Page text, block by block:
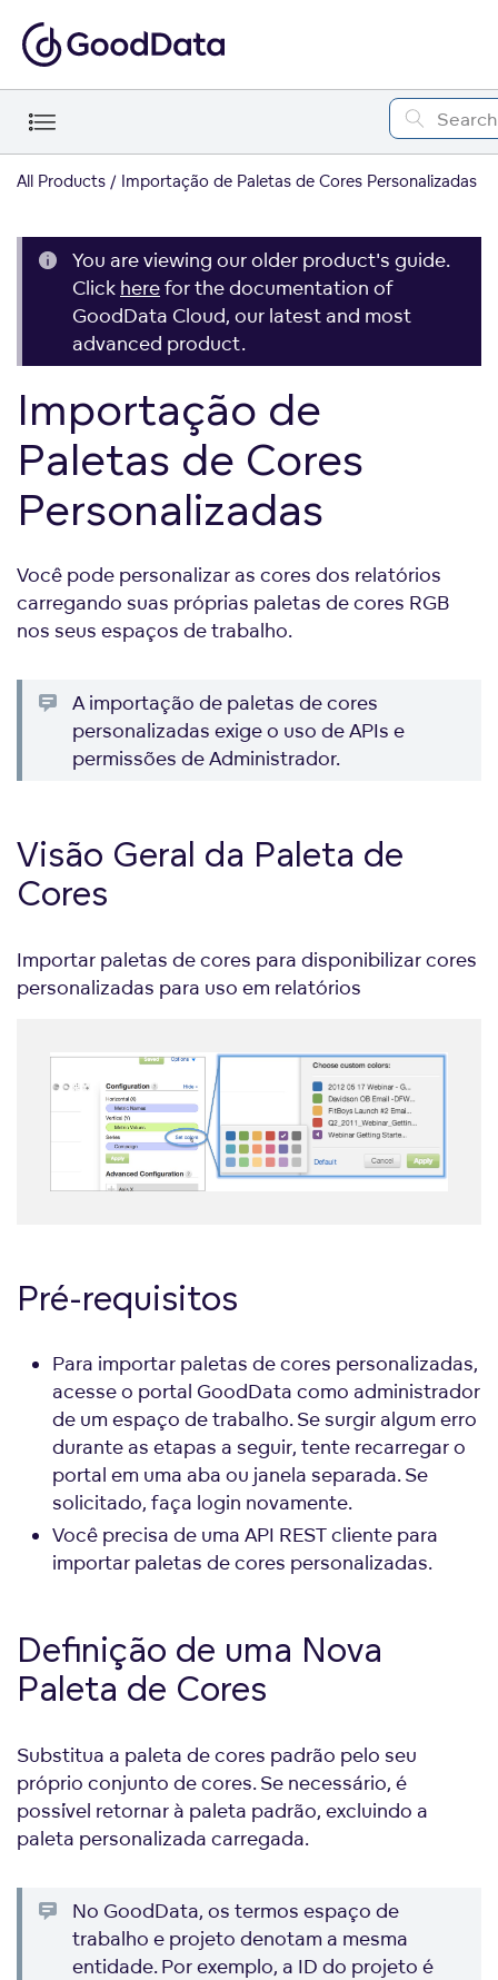
All Products Importação de Paletas de Cores Personalizadas
You are viewing our older product's guide.
Click herefor the documentation of
GoodData Cloud, our latest and most
advanced product.
Importação de
Paletas de Cores
Personalizadas
Você pode personalizar as cores dos relatórios
carregando suas próprias paletas de cores RGB
nos seus espaços de trabalho.
A importação de paletas de cores
personalizadas exige o uso de APIs e
permissões de Administrador.
Visão Geral da Paleta de
Cores
Importar paletas de cores para disponibilizar cores
personalizadas para uso em relatórios
Pré-requisitos
Para importar paletas de cores personalizadas,
acesse o portal GoodData como administrador
de um espaço de trabalho. Se surgir algum erro
durante as etapas a seguir, tente recarregar o
portal em uma aba ou janela separada. Se
solicitado, faça login novamente.
Você precisa de uma API REST cliente para
importar paletas de cores personalizadas.
Definição de uma Nova
Paleta de Cores
Substitua a paleta de cores padrão pelo seu
próprio conjunto de cores. Se necessário, é
possível retornar à paleta padrão, excluindo a
paleta personalizada carregada.
No GoodData, os termos espaço de
trabalho e projeto denotam a mesma
entidade. Por exemplo, a ID do projeto é